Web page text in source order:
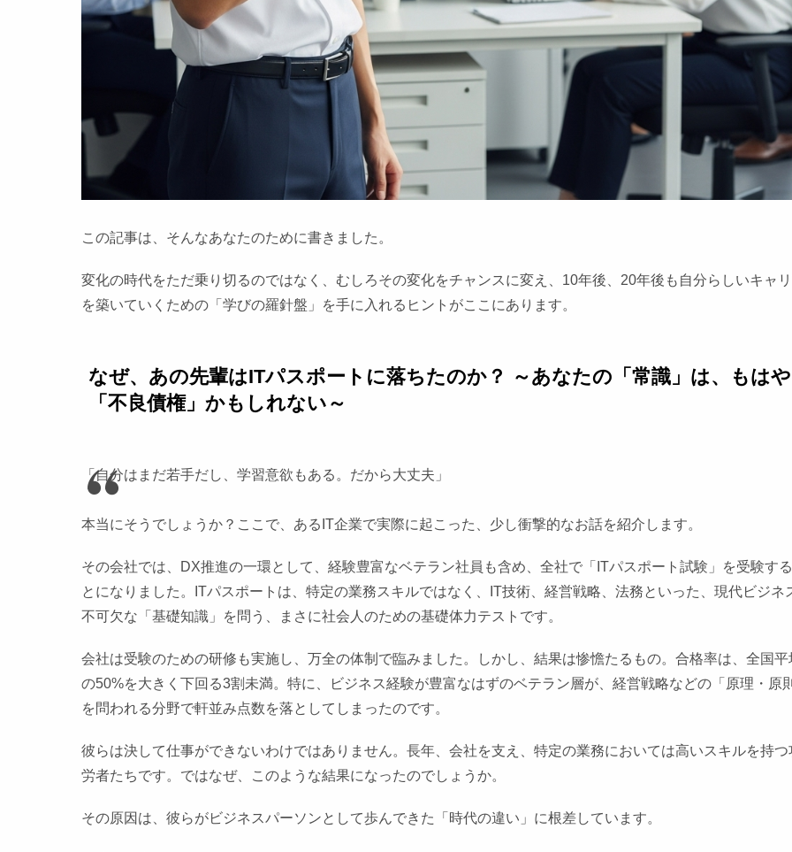
この記事は、そんなあなたのために書きました。
変化の時代をただ乗り切るのではなく、むしろその変化をチャンスに変え、10年後、20年後も自分らしいキャ
を築いていくための「学びの羅針盤」を手に入れるヒントがここにあります。
なぜ、あの先輩はITパスポートに落ちたのか？ ～あなたの「常識」は、もはや
「不良債権」かもしれない～
「自分はまだ若手だし、学習意欲もある。だから大丈夫」
本当にそうでしょうか？ここで、あるIT企業で実際に起こった、少し衝撃的なお話を紹介します。
その会社では、DX推進の一環として、経験豊富なベテラン社員も含め、全社で「ITパスポート試験」を受験する
とになりました。ITパスポートは、特定の業務スキルではなく、IT技術、経営戦略、法務といった、現代ビジネ
不可欠な「基礎知識」を問う、まさに社会人のための基礎体力テストです。
会社は受験のための研修も実施し、万全の体制で臨みました。しかし、結果は惨憺たるもの。合格率は、全国平
の50%を大きく下回る3割未満。特に、ビジネス経験が豊富なはずのベテラン層が、経営戦略などの「原理・原則
を問われる分野で軒並み点数を落としてしまったのです。
彼らは決して仕事ができないわけではありません。長年、会社を支え、特定の業務においては高いスキルを持つ
労者たちです。ではなぜ、このような結果になったのでしょうか。
その原因は、彼らがビジネスパーソンとして歩んできた「時代の違い」に根差しています。